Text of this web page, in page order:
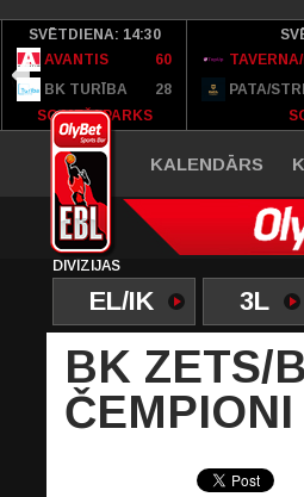
SVĒTDIENA: 14:30
AVANTIS
60
BK TURĪBA
28
SC MEŽAPARKS
PATA/
KALENDĀRS
DIVĪZIJAS
EL/IK 3L
BK ZETS/
ČEMPIONI